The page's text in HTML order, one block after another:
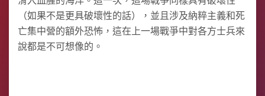
（如果不是更具破壞性的話），並且涉及納粹主義和死
亡集中營的額外恐怖，這在上一場戰爭中對各方士兵來
說都是不可想像的。